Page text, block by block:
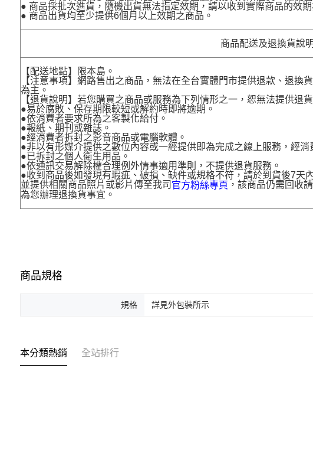
● 商品採批次進貨，隨機出貨無法指定效期，請以收到實際商品的效期
● 商品出貨均至少提供6個月以上效期之商品。
商品配送及退換貨說明
【配送地點】限本島。
【注意事項】網路售出之商品，無法在全台實體門市提供退款、退換
為主。
【退貨說明】若您購買之商品或服務為下列情形之一，恕無法提供退貨
●易於腐敗、保存期限較短或解約時即將逾期。
●依消費者要求所為之客製化給付。
●報紙、期刊或雜誌。
●經消費者拆封之影音商品或電腦軟體。
●非以有形媒介提供之數位內容或一經提供即為完成之線上服務，經消
●已拆封之個人衛生用品。
●依通訊交易解除權合理例外情事適用準則，不提供退貨服務。
●收到商品後如發現有瑕疵、破損、缺件或規格不符，請於到貨後7天
並提供相關商品照片或影片傳至我司 官方粉絲專頁 ，該商品仍需回收
為您辦理退換貨事宜。
商品規格
規格 詳見外包裝所示
本分類熱銷 全站排行